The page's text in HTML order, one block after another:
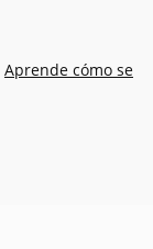
Aprende cómo se